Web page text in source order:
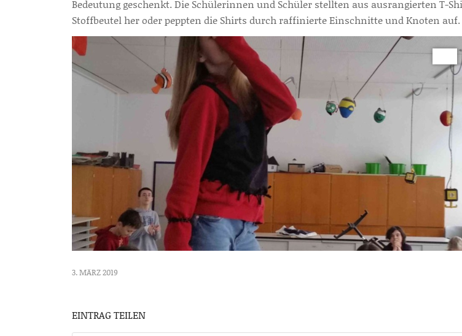
Bedeutung geschenkt. Die Schülerinnen und Schüler stellten aus ausrangierten T-
Stoffbeutel her oder peppten die Shirts durch raffinierte Einschnitte und Knoten auf.
3. MÄRZ 2019
EINTRAG TEILEN